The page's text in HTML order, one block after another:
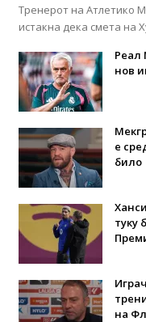
Тренерот на Атлетико
истакна дека смета на
Реал
нов
е
било
туку
на